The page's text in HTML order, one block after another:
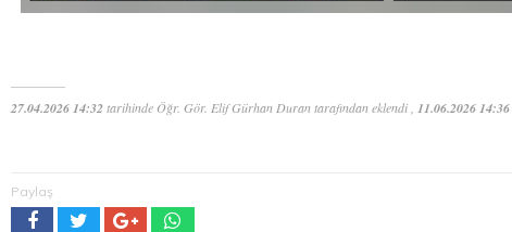
27.04.2026 14:32tarihinde Öğr. Gör. Elif Gürhan Duran tarafından eklendi , 11.06.2026 14:36
Paylaş